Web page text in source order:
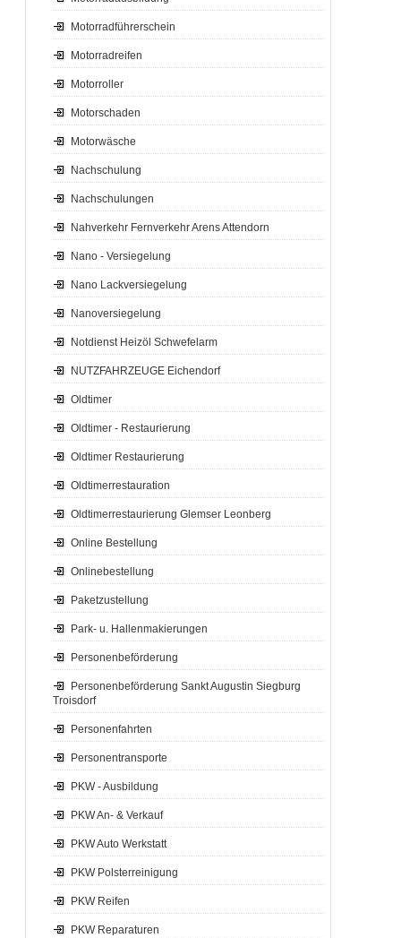
Motorradführerschein
Motorradreifen
Motorroller
Motorschaden
Motorwäsche
Nachschulung
Nachschulungen
Nahverkehr Fernverkehr Arens Attendorn
Nano - Versiegelung
Nano Lackversiegelung
Nanoversiegelung
Notdienst Heizöl Schwefelarm
NUTZFAHRZEUGE Eichendorf
Oldtimer
Oldtimer - Restaurierung
Oldtimer Restaurierung
Oldtimerrestauration
Oldtimerrestaurierung Glemser Leonberg
Online Bestellung
Onlinebestellung
Paketzustellung
Park- u. Hallenmakierungen
Personenbeförderung
Personenbeförderung Sankt Augustin Siegburg
Troisdorf
Personenfahrten
Personentransporte
PKW - Ausbildung
PKW An- & Verkauf
PKW Auto Werkstatt
PKW Polsterreinigung
PKW Reifen
PKW Reparaturen